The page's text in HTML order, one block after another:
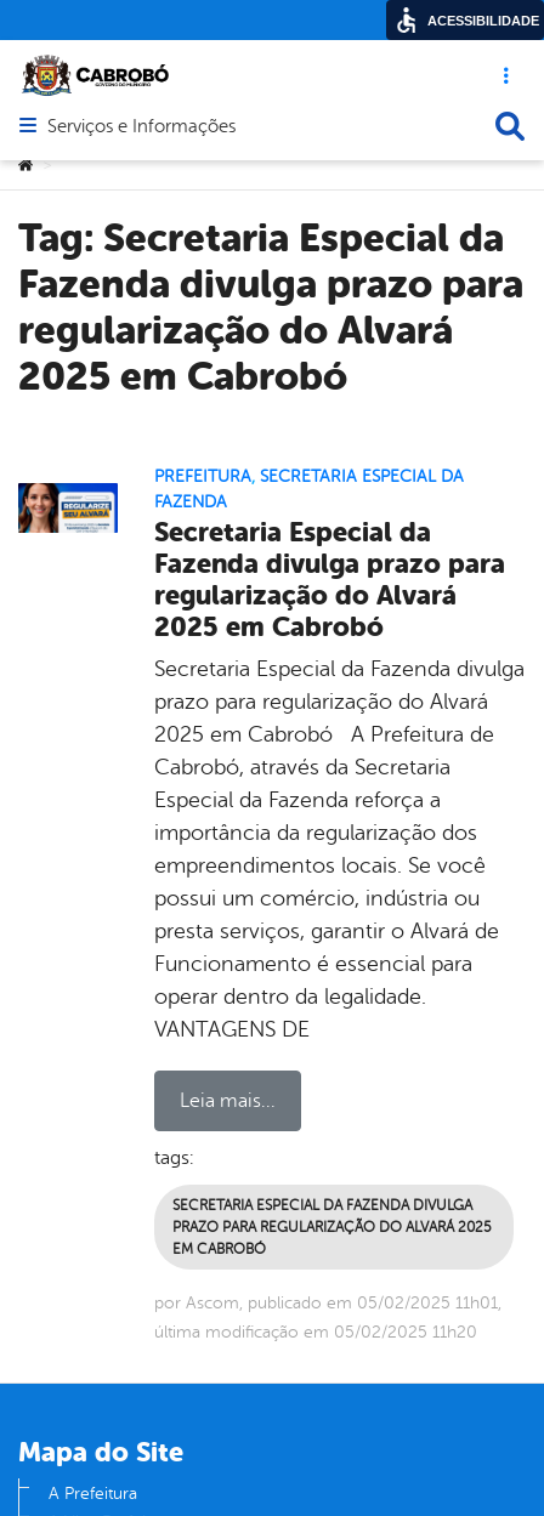
Acesso
Abrir menu principal de navegação
Serviços e Informações
Você está aqui:
>
Tag: Secretaria Especial da
Fazenda divulga prazo para
regularização do Alvará
2025 em Cabrobó
PREFEITURA, SECRETARIA ESPECIAL DA
FAZENDA
Secretaria Especial da
Fazenda divulga prazo para
regularização do Alvará
2025 em Cabrobó
Secretaria Especial da Fazenda divulga
prazo para regularização do Alvará
2025 em Cabrobó A Prefeitura de
Cabrobó, através da Secretaria
Especial da Fazenda reforça a
importância da regularização dos
empreendimentos locais. Se você
possui um comércio, indústria ou
presta serviços, garantir o Alvará de
Funcionamento é essencial para
operar dentro da legalidade.
VANTAGENS DE
Leia mais...
tags:
SECRETARIA ESPECIAL DA FAZENDA DIVULGA
PRAZO PARA REGULARIZAÇÃO DO ALVARÁ 2025
EM CABROBÓ
por Ascom, publicado em 05/02/2025 11h01,
última modificação em 05/02/2025 11h20
Mapa do Site
A Prefeitura
ACESSIBILIDADE